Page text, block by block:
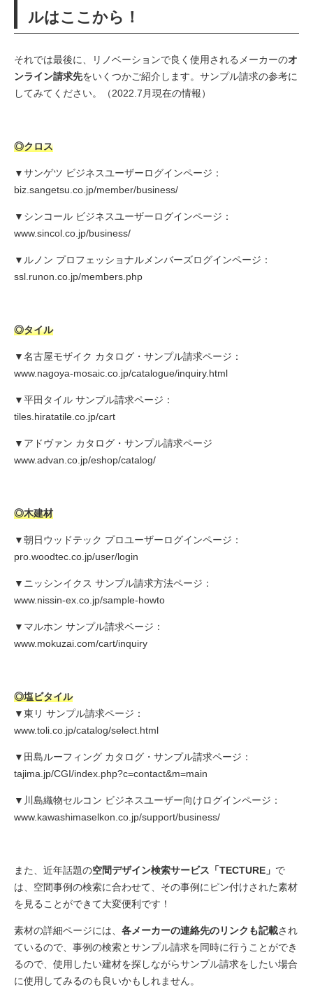
ルはここから！
それでは最後に、リノベーションで良く使用されるメーカーのオ
ンライン請求先をいくつかご紹介します。サンプル請求の参考に
してみてください。（2022.7月現在の情報）
◎クロス
▼サンゲツ ビジネスユーザーログインページ：
biz.sangetsu.co.jp/member/business/
▼シンコール ビジネスユーザーログインページ：
www.sincol.co.jp/business/
▼ルノン プロフェッショナルメンバーズログインページ：
ssl.runon.co.jp/members.php
◎タイル
▼名古屋モザイク カタログ・サンプル請求ページ：
www.nagoya-mosaic.co.jp/catalogue/inquiry.html
▼平田タイル サンプル請求ページ：
tiles.hiratatile.co.jp/cart
▼アドヴァン カタログ・サンプル請求ページ
www.advan.co.jp/eshop/catalog/
◎木建材
▼朝日ウッドテック プロユーザーログインページ：
pro.woodtec.co.jp/user/login
▼ニッシンイクス サンプル請求方法ページ：
www.nissin-ex.co.jp/sample-howto
▼マルホン サンプル請求ページ：
www.mokuzai.com/cart/inquiry
◎塩ビタイル
▼東リ サンプル請求ページ：
www.toli.co.jp/catalog/select.html
▼田島ルーフィング カタログ・サンプル請求ページ：
tajima.jp/CGI/index.php?c=contact&m=main
▼川島織物セルコン ビジネスユーザー向けログインページ：
www.kawashimaselkon.co.jp/support/business/
また、近年話題の空間デザイン検索サービス「TECTURE 」 で
は、空間事例の検索に合わせて、その事例にピン付けされた素材
を見ることができて大変便利です！
素材の詳細ページには、 各メーカーの連絡先のリンクも記載され
ているので、事例の検索とサンプル請求を同時に行うことができ
るので、使用したい建材を探しながらサンプル請求をしたい場合
に使用してみるのも良いかもしれません。